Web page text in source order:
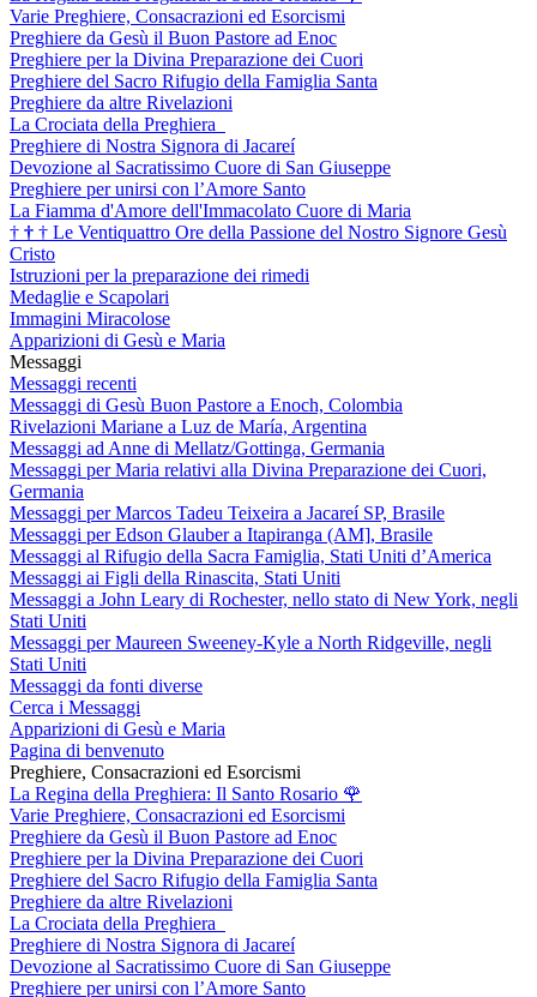
Varie Preghiere, Consacrazioni ed Esorcismi
Preghiere da Gesù il Buon Pastore ad Enoc
Preghiere per la Divina Preparazione dei Cuori
Preghiere del Sacro Rifugio della Famiglia Santa
Preghiere da altre Rivelazioni
La Crociata della Preghiera
Preghiere di Nostra Signora di Jacareí
Devozione al Sacratissimo Cuore di San Giuseppe
Preghiere per unirsi con l’Amore Santo
La Fiamma d'Amore dell'Immacolato Cuore di Maria
† † † Le Ventiquattro Ore della Passione del Nostro Signore Gesù
Cristo
Istruzioni per la preparazione dei rimedi
Medaglie e Scapolari
Immagini Miracolose
Apparizioni di Gesù e Maria
Messaggi
Messaggi recenti
Messaggi di Gesù Buon Pastore a Enoch, Colombia
Rivelazioni Mariane a Luz de María, Argentina
Messaggi ad Anne di Mellatz/Gottinga, Germania
Messaggi per Maria relativi alla Divina Preparazione dei Cuori,
Germania
Messaggi per Marcos Tadeu Teixeira a Jacareí SP, Brasile
Messaggi per Edson Glauber a Itapiranga (AM], Brasile
Messaggi al Rifugio della Sacra Famiglia, Stati Uniti d’America
Messaggi ai Figli della Rinascita, Stati Uniti
Messaggi a John Leary di Rochester, nello stato di New York, negli
Stati Uniti
Messaggi per Maureen Sweeney-Kyle a North Ridgeville, negli
Stati Uniti
Messaggi da fonti diverse
Cerca i Messaggi
Apparizioni di Gesù e Maria
Pagina di benvenuto
Preghiere, Consacrazioni ed Esorcismi
La Regina della Preghiera: Il Santo Rosario 🌹
Varie Preghiere, Consacrazioni ed Esorcismi
Preghiere da Gesù il Buon Pastore ad Enoc
Preghiere per la Divina Preparazione dei Cuori
Preghiere del Sacro Rifugio della Famiglia Santa
Preghiere da altre Rivelazioni
La Crociata della Preghiera
Preghiere di Nostra Signora di Jacareí
Devozione al Sacratissimo Cuore di San Giuseppe
Preghiere per unirsi con l’Amore Santo